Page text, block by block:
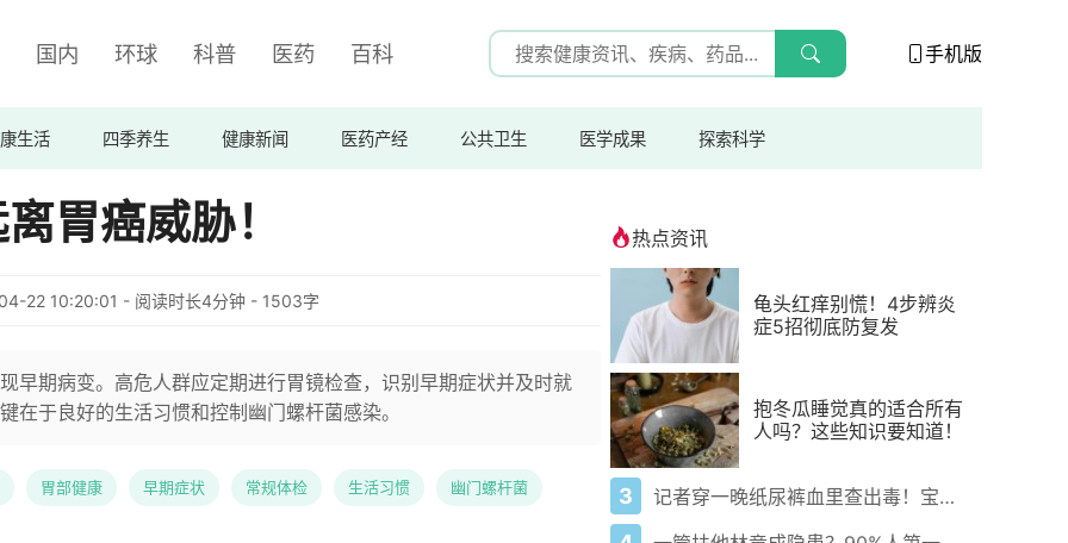
国内 环球 科普 医药 百科 手机版
生活 四季养生 健康新闻 医药产经 公共卫生 医学成果 探索科学
胃癌威胁！
22 10:20:01 - 阅读时长4分钟 - 1503字
早期病变。高危人群应定期进行胃镜检查，识别早期症状并及时就
在于良好的生活习惯和控制幽门螺杆菌感染。
胃部健康 早期症状 常规体检 生活习惯 幽门螺杆菌
热点资讯
龟头红痒别慌！4步辨炎
症5招彻底防复发
抱冬瓜睡觉真的适合所有
人吗？这些知识要知道！
3 记者穿一晚纸尿裤血里查出毒！宝宝血液浓度竟是成人的5倍？